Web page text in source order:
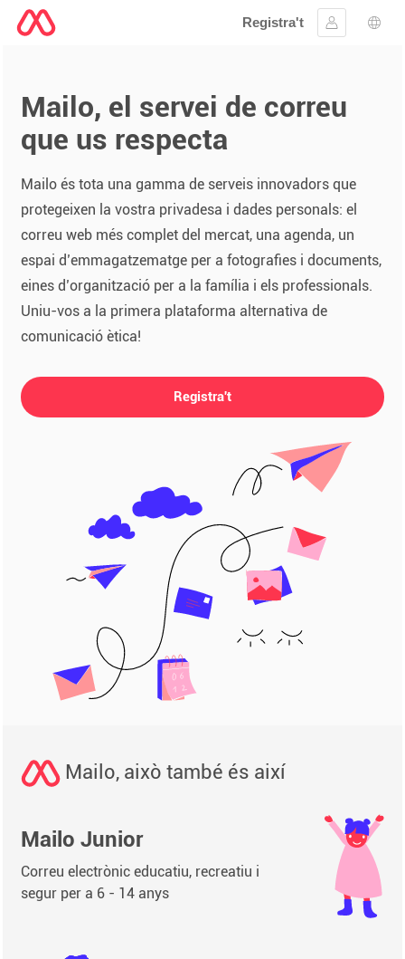
Registra't
Inicia la
Mailo, el servei de correu
que us respecta
Mailo és tota una gamma de serveis innovadors que
protegeixen la vostra privadesa i dades personals: el
correu web més complet del mercat, una agenda, un
espai d’emmagatzematge per a fotografies i documents,
eines d’organització per a la família i els professionals.
Uniu-vos a la primera plataforma alternativa de
comunicació ètica!
Registra't
Mailo, això també és així
Mailo Junior
Correu electrònic educatiu, recreatiu i
segur per a 6 - 14 anys